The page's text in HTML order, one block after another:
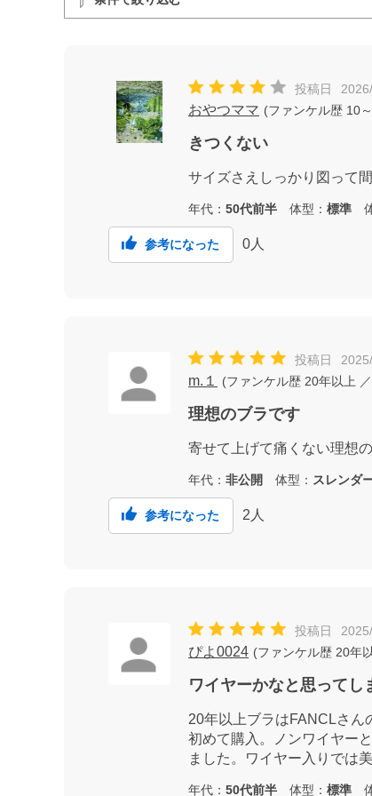
投稿日
おやつママ (ファンケル歴 10
きつくない
サイズさえしっかり図って
年代： 50代前半 体型： 標準
参考になった 0 人
投稿日
m.１ (ファンケル歴 20年以上
理想のブラです
寄せて上げて痛くない理想
年代： 非公開 体型： スレンダ
参考になった 2 人
投稿日
ぴよ0024 (ファンケル歴 20年
ワイヤーかなと思ってし
20年以上ブラはFANCLさん
初めて購入。ノンワイヤー
ました。ワイヤー入りでは
年代： 50代前半 体型： 標準